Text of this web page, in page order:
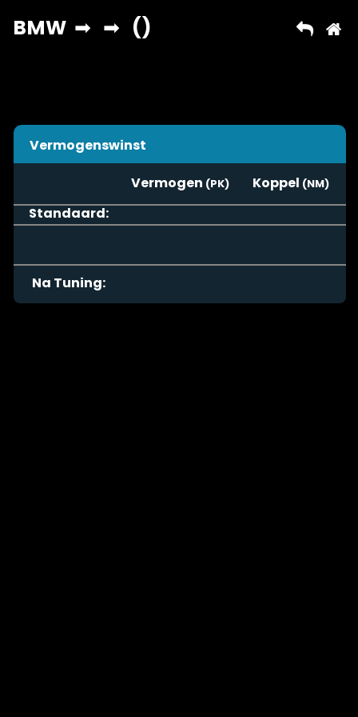
Vermogenswinst
Vermogen
Koppel
Standaard:
Na Tuning: